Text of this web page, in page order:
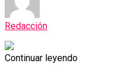
Redacción
Continuar leyendo